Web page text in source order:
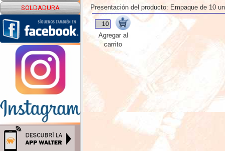
SOLDADURA
Presentación del producto: Empaque de 10
Agregar al
carrito